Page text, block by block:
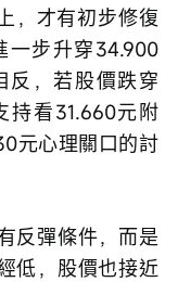
，才有初步修復
一步升穿34.900
反，若股價跌穿
持看31.660元附
元心理關口的討
反彈條件，而是
低，股價也接近